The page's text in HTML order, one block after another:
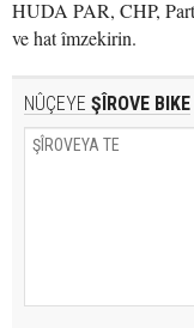
HUDA PAR, CHP,
ve hat îmzekirin.
NÛÇEYE ŞÎROVE BIKE